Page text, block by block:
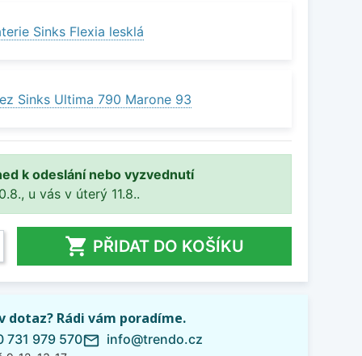
Sinks Flexia lesklá
Sinks Ultima 790 Marone 93
k odeslání nebo vyzvednutí
u vás v úterý 11.8..
 PŘIDAT DO KOŠÍKU
dotaz? Rádi vám poradíme.
731 979 570mail_outline info@trendo.cz